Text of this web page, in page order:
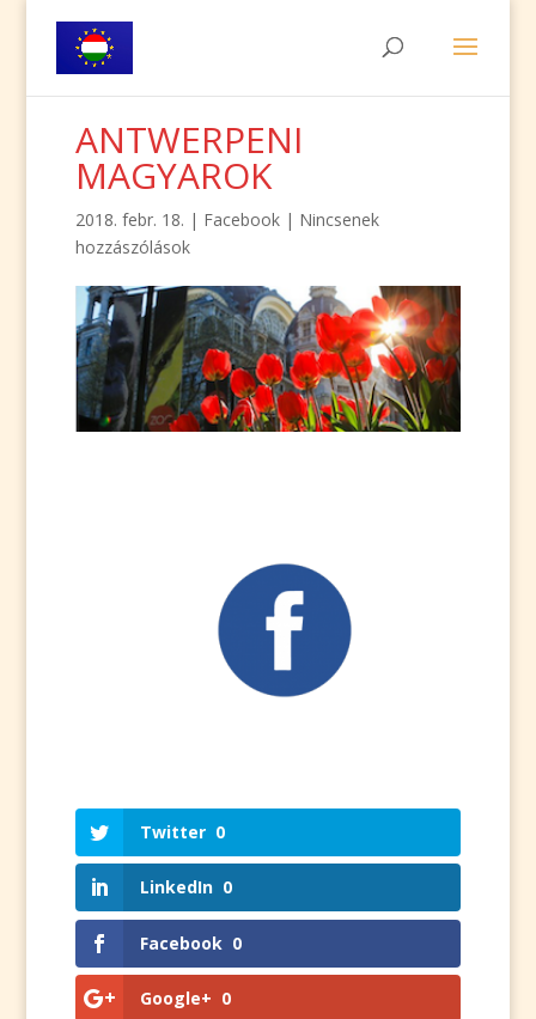
ANTWERPENI
MAGYAROK
2018. febr. 18. | Facebook| Nincsenek
hozzászólások
Twitter 0
LinkedIn 0
Facebook 0
Google+ 0